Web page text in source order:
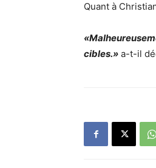
Quant à
cibles.» a-t-il